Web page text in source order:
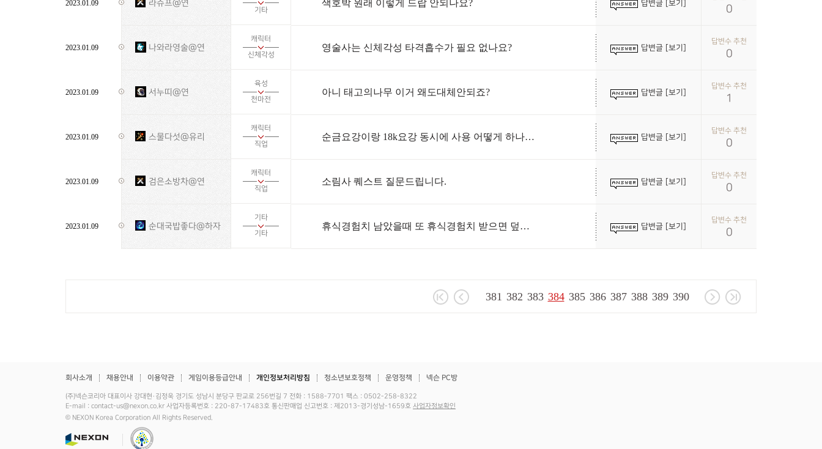
2023.01.09 라슈프@연
기타
색호박 원래 이렇게 드랍 안되나요? 답변글 [보기] 0
2023.01.09 나와라영술@연
캐릭터
신체각성
영술사는 신체각성 타격흡수가 필요 없나요? 답변글 [보기]
답변수 추천
0
2023.01.09 서누띠@연
육성
천마전
아니 태고의나무 이거 왜도대체안되죠? 답변글 [보기]
답변수 추천
1
2023.01.09 스물다섯@유리
캐릭터
직업
순금요강이랑 18k요강 동시에 사용 어떻게 하나요? 답변글 [보기]
답변수 추천
0
2023.01.09 검은소방차@연
캐릭터
직업
소림사 퀘스트 질문드립니다. 답변글 [보기]
답변수 추천
0
2023.01.09 순대국밥좋다@하자
기타
기타
휴식경험치 남았을때 또 휴식경험치 받으면 덮어씌워지나요? 답변글 [보기]
답변수 추천
0
381 382 383 384 385 386 387 388 389 390
회사소개 채용안내 이용약관 게임이용등급안내 개인정보처리방침 청소년보호정책 운영정책 넥슨 PC방
(주)넥슨코리아 대표이사 강대현·김정욱 경기도 성남시 분당구 판교로 256번길 7 전화 : 1588-7701 팩스 : 0502-258-8322
E-mail : contact-us@nexon.co.kr 사업자등록번호 : 220-87-17483호 통신판매업 신고번호 : 제2013-경기성남-1659호 사업자정보확인
© NEXON Korea Corporation All Rights Reserved.